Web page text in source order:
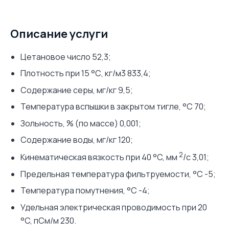
Описание услуги
Цетановое число 52,3;
Плотность при 15 °С, кг/м3 833,4;
Содержание серы, мг/кг 9,5;
Температура вспышки в закрытом тигле, °C 70;
Зольность, % (по массе) 0,001;
Содержание воды, мг/кг 120;
Кинематическая вязкость при 40 °C, мм 2/с 3,01;
Предельная температура фильтруемости, °C -5;
Температура помутнения, °C -4;
Удельная электрическая проводимость при 20
°C, пСм/м 230.